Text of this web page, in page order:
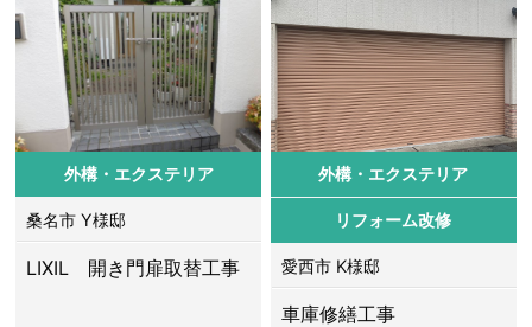
外構・エクステリア
桑名市 Y様邸
LIXIL 開き門扉取替工事
外構・エクステリア
リフォーム改修
愛西市 K様邸
車庫修繕工事